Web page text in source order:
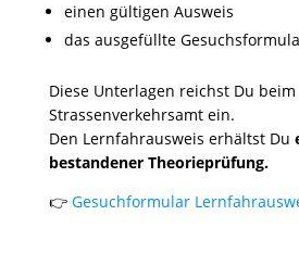
einen gültigen Ausweis
das ausgefüllte
Diese Unterlagen reichst Du
Strassenverkehrsamt ein.
Den Lernfahrausweis erhältst Du
bestandener Theorieprüfung.
👉 Gesuchformular